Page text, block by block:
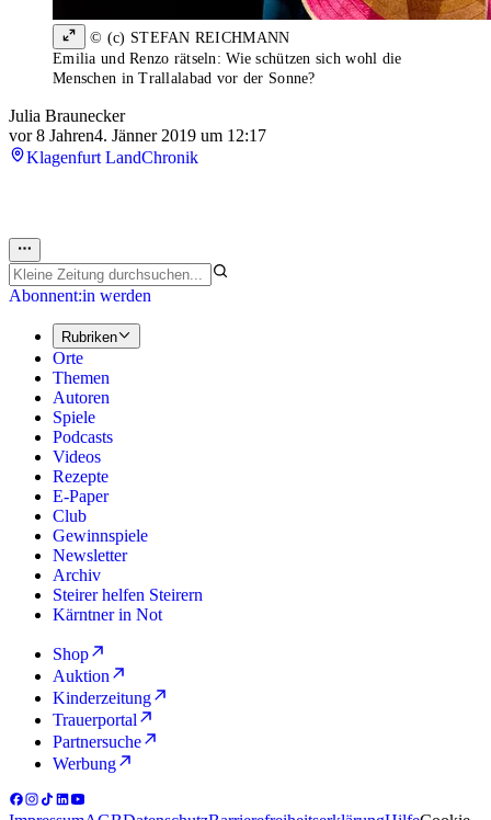
© (c) STEFAN REICHMANN
Emilia und Renzo rätseln: Wie schützen sich wohl die
Menschen in Trallalabad vor der Sonne?
Julia Braunecker
vor 8 Jahren4. Jänner 2019 um 12:17
Klagenfurt LandChronik
Abonnent:in werden
Rubriken
Orte
Themen
Autoren
Spiele
Podcasts
Videos
Rezepte
E-Paper
Club
Gewinnspiele
Newsletter
Archiv
Steirer helfen Steirern
Kärntner in Not
Shop
Auktion
Kinderzeitung
Trauerportal
Partnersuche
Werbung